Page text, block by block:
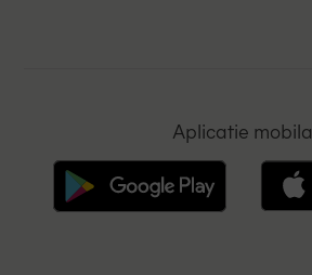
Aplicatie mobila